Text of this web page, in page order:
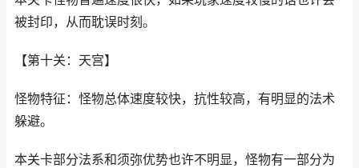
被封印，从而耽误时刻。
【第十关：天宫】
怪物特征：怪物总体速度较快，抗性较高，有明显的法术
躲避。
本关卡部分法系和须弥优势也许不明显，怪物有一部分为